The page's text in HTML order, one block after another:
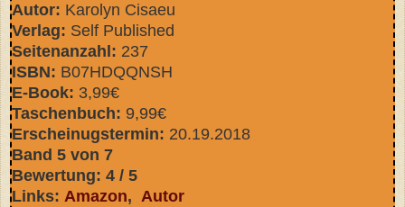
Autor: Karolyn Cisaeu
Verlag: Self Published
Seitenanzahl: 237
ISBN: B07HDQQNSH
E-Book: 3,99€
Taschenbuch: 9,99€
Erscheinugstermin: 20.19.2018
Band 5 von 7
Bewertung: 4 / 5
Links: Amazon, Autor